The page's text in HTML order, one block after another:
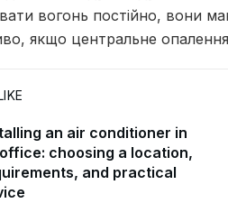
вогонь постійно, вони
якщо центральне
an air conditioner in
choosing a location,
and practical